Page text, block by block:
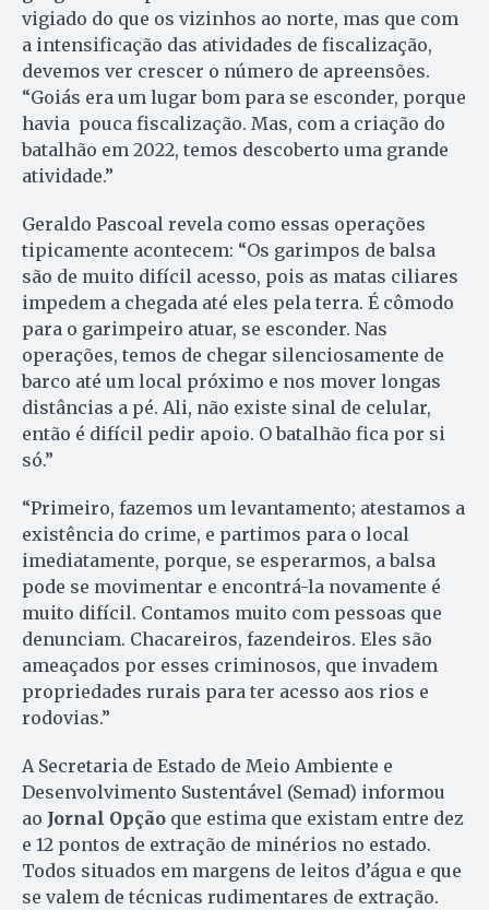
vigiado do que os vizinhos ao norte, mas que com
a intensificação das atividades de fiscalização,
devemos ver crescer o número de apreensões.
“Goiás era um lugar bom para se esconder, porque
havia pouca fiscalização. Mas, com a criação do
batalhão em 2022, temos descoberto uma grande
atividade.”
Geraldo Pascoal revela como essas operações
tipicamente acontecem: “Os garimpos de balsa
são de muito difícil acesso, pois as matas ciliares
impedem a chegada até eles pela terra. É cômodo
para o garimpeiro atuar, se esconder. Nas
operações, temos de chegar silenciosamente de
barco até um local próximo e nos mover longas
distâncias a pé. Ali, não existe sinal de celular,
então é difícil pedir apoio. O batalhão fica por si
só.”
“Primeiro, fazemos um levantamento; atestamos a
existência do crime, e partimos para o local
imediatamente, porque, se esperarmos, a balsa
pode se movimentar e encontrá-la novamente é
muito difícil. Contamos muito com pessoas que
denunciam. Chacareiros, fazendeiros. Eles são
ameaçados por esses criminosos, que invadem
propriedades rurais para ter acesso aos rios e
rodovias.”
A Secretaria de Estado de Meio Ambiente e
Desenvolvimento Sustentável (Semad) informou
ao Jornal Opção que estima que existam entre dez
e 12 pontos de extração de minérios no estado.
Todos situados em margens de leitos d’água e que
se valem de técnicas rudimentares de extração.